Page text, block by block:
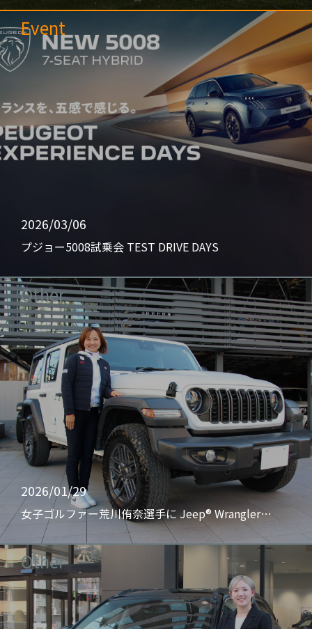
Event
2026/03/06
プジョー5008試乗会 TEST DRIVE DAYS
Other
2026/01/29
女子ゴルファー荒川侑奈選手に Jeep® Wrangler…
Other